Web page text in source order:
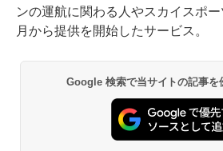
ンの運航に関わる人やスカイスポ
月から提供を開始したサービス。
Google 検索で当サイトの記事を